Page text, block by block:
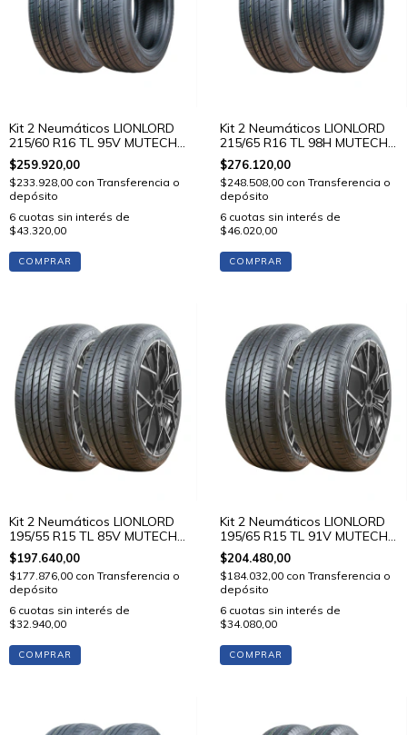
Kit 2 Neumáticos LIONLORD
215/60 R16 TL 95V MUTECH
H01
$259.920,00
$233.928,00 con Transferencia o
depósito
6 cuotas sin interés de
$43.320,00
COMPRAR
Kit 2 Neumáticos LIONLORD
215/65 R16 TL 98H MUTECH
H01
$276.120,00
$248.508,00 con Transferencia o
depósito
6 cuotas sin interés de
$46.020,00
COMPRAR
Kit 2 Neumáticos LIONLORD
195/55 R15 TL 85V MUTECH
H02
$197.640,00
$177.876,00 con Transferencia o
depósito
6 cuotas sin interés de
$32.940,00
COMPRAR
Kit 2 Neumáticos LIONLORD
195/65 R15 TL 91V MUTECH
H02
$204.480,00
$184.032,00 con Transferencia o
depósito
6 cuotas sin interés de
$34.080,00
COMPRAR